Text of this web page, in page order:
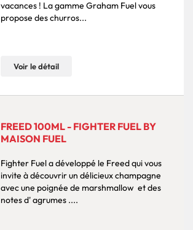
vacances ! La gamme Graham Fuel vous
propose des churros...
Voir le détail
FREED 100ML - FIGHTER FUEL BY
MAISON FUEL
Fighter Fuel a développé le Freed qui vous
invite à découvrir un délicieux champagne
avec une poignée de marshmallow et des
notes d' agrumes ....